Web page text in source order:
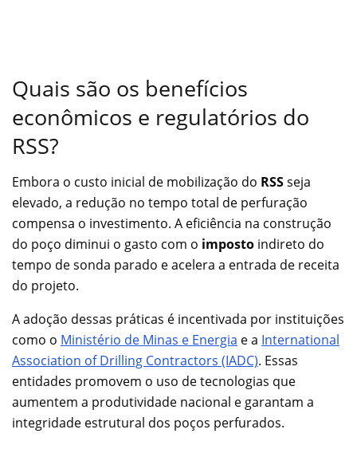
Quais são os benefícios
econômicos e regulatórios do
RSS?
Embora o custo inicial de mobilização do RSSseja
elevado, a redução no tempo total de perfuração
compensa o investimento. A eficiência na construção
do poço diminui o gasto com o imposto indireto do
tempo de sonda parado e acelera a entrada de receita
do projeto.
A adoção dessas práticas é incentivada por instituições
como o Ministério de Minas e Energia e a International
Association of Drilling Contractors (IADC). Essas
entidades promovem o uso de tecnologias que
aumentem a produtividade nacional e garantam a
integridade estrutural dos poços perfurados.